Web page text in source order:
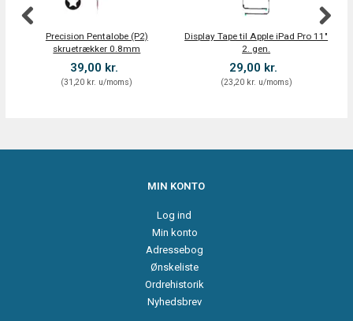
Precision Pentalobe (P2)
skruetrækker 0.8mm
39,00 kr.
(31,20 kr. u/moms)
Display Tape til Apple iPad Pro 11"
2. gen.
29,00 kr.
(23,20 kr. u/moms)
MIN KONTO
Log ind
Min konto
Adressebog
Ønskeliste
Ordrehistorik
Nyhedsbrev